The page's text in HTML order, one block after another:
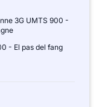
3G UMTS 900 -
- El pas del fang